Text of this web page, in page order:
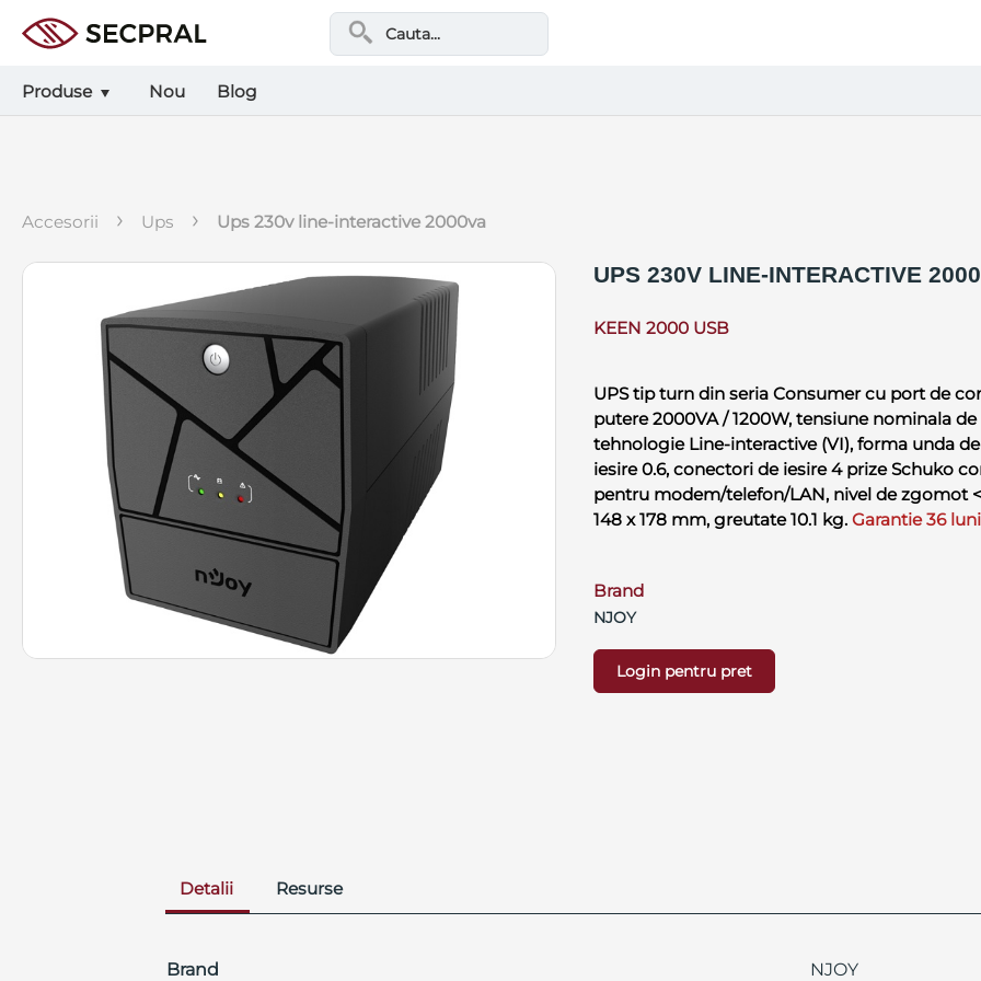
Produse Nou Blog
accesorii › ups › ups 230v line-interactive 2000va
UPS 230V LINE-INTERACTIVE
KEEN 2000 USB
UPS tip turn din seria Consumer cu port de
putere 2000VA / 1200W, tensiune nominala
tehnologie Line-interactive (VI), forma unda
iesire 0.6, conectori de iesire 4 prize Schuko
pentru modem/telefon/LAN, nivel de zgomot
148 x 178 mm, greutate 10.1 kg. Garantie 36
Brand
NJOY
Login pentru pret
Detalii Resurse
Brand NJOY